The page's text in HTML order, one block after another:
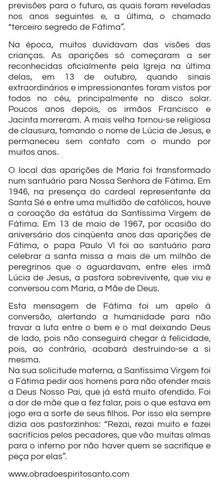
previsões para o futuro, as quais foram reveladas
nos anos seguintes e, a última, o chamado
“terceiro segredo de Fátima”.
Na época, muitos duvidavam das visões das
crianças. As aparições só começaram a ser
reconhecidas oficialmente pela Igreja na última
delas, em 13 de outubro, quando sinais
extraordinários e impressionantes foram vistos por
todos no céu, principalmente no disco solar.
Poucos anos depois, os irmãos Francisco e
Jacinta morreram. A mais velha tornou-se religiosa
de clausura, tomando o nome de Lúcia de Jesus, e
permaneceu sem contato com o mundo por
muitos anos.
O local das aparições de Maria foi transformado
num santuário para Nossa Senhora de Fátima. Em
1946, na presença do cardeal representante da
Santa Sé e entre uma multidão de católicos, houve
a coroação da estátua da Santíssima Virgem de
Fátima. Em 13 de maio de 1967, por ocasião do
aniversário dos cinqüenta anos das aparições de
Fátima, o papa Paulo VI foi ao santuário para
celebrar a santa missa a mais de um milhão de
peregrinos que o aguardavam, entre eles irmã
Lúcia de Jesus, a pastora sobrevivente, que viu e
conversou com Maria, a Mãe de Deus.
Esta mensagem de Fátima foi um apelo à
conversão, alertando a humanidade para não
travar a luta entre o bem e o mal deixando Deus
de lado, pois não conseguirá chegar à felicidade,
pois, ao contrário, acabará destruindo-se a si
mesma.
Na sua solicitude materna, a Santíssima Virgem foi
a Fátima pedir aos homens para não ofender mais
a Deus Nosso Pai, que já está muito ofendido. Foi
a dor de mãe que a fez falar, pois o que estava em
jogo era a sorte de seus filhos. Por isso ela sempre
dizia aos pastorzinhos: “Rezai, rezai muito e fazei
sacrifícios pelos pecadores, que vão muitas almas
para o inferno por não haver quem se sacrifique e
peça por elas”.
www.obradoespiritosanto.com